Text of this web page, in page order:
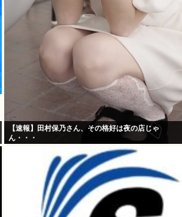
【速報】田村保乃さん、その格好は夜の店じゃ
ん・・・